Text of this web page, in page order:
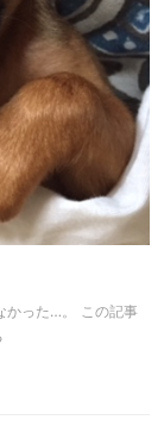
かった…。 この記事